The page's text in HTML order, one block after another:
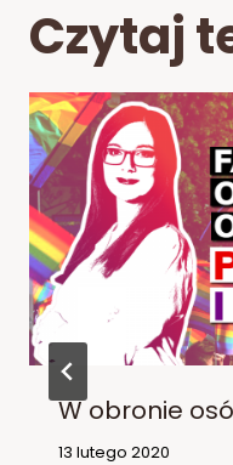
Czytaj
W obronie
13 lutego 2020